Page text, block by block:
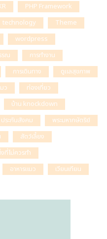
PHP Framework
technology
Theme
wordpress
รณ
การทำงาน
การเดินทาง
ดูแลสุขภาพ
ว
ท่องเที่ยว
บ้าน knockdown
ประกันสังคม
พระมหากษัตริย์
สัตว์เลี้ยง
ที่ไม่ควรทำ
อาหารแมว เวียนเทียน